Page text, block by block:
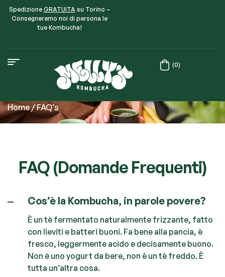
Spedizione GRATUITA su Torino –
Consegneremo noi di persona le
tue Kombucha!
(0)
Home/ FAQ’s
FAQ (Domande Frequenti)
Cos’è la Kombucha, in parole povere?
È un tè fermentato naturalmente frizzante, fatto
con lieviti e batteri buoni. Fa bene alla pancia, è
fresco, leggermente acido e decisamente buono.
Non è uno yogurt da bere, non è un tè freddo. È
tutta un’altra cosa.